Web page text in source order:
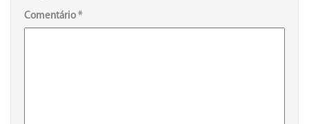
Comentário*